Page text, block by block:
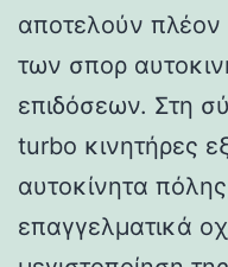
αποτελούν πλέον
των σπορ
επιδόσεων. Στη
turbo κινητήρες
αυτοκίνητα
επαγγελματικά